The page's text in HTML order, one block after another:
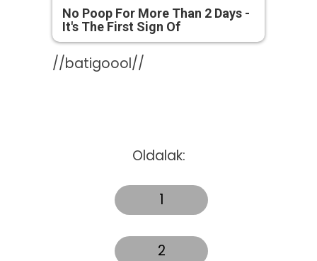
No Poop For More Than 2 Days -
It's The First Sign Of
//batigoool//
Oldalak:
1
2